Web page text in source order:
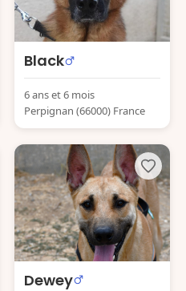
Black
6 ans et 6 mois
Perpignan (66000) France
Dewey